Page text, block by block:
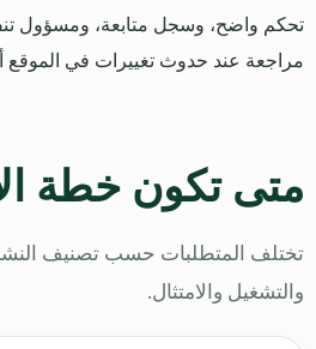
تحكم واضح، وسجل متابعة، ومسؤول
مراجعة عند حدوث تغييرات في الموقع
متى تكون خطة
تختلف المتطلبات حسب تصنيف
والتشغيل والامتثال.